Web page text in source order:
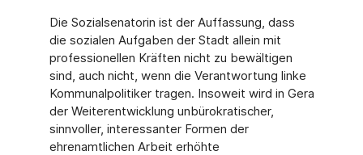
Die Sozialsenatorin ist der Auffassung, dass
die sozialen Aufgaben der Stadt allein mit
professionellen Kräften nicht zu bewältigen
sind, auch nicht, wenn die Verantwortung linke
Kommunalpolitiker tragen. Insoweit wird in Gera
der Weiterentwicklung unbürokratischer,
sinnvoller, interessanter Formen der
ehrenamtlichen Arbeit erhöhte